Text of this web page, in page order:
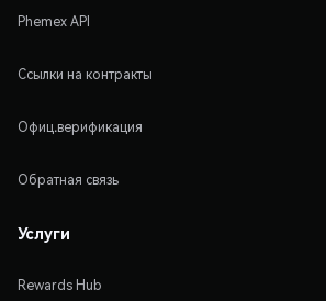
Phemex API
Ссылки на контракты
Офиц.верификация
Обратная связь
Услуги
Rewards Hub